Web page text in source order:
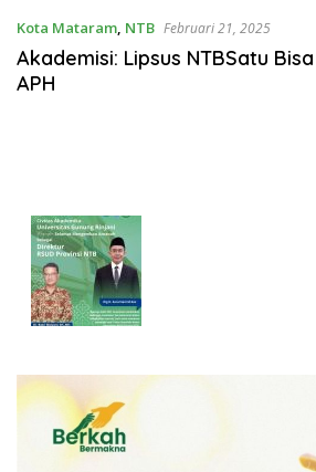
Kota Mataram, NTB Februari 21, 2025
Akademisi: Lipsus NTBSatu
APH